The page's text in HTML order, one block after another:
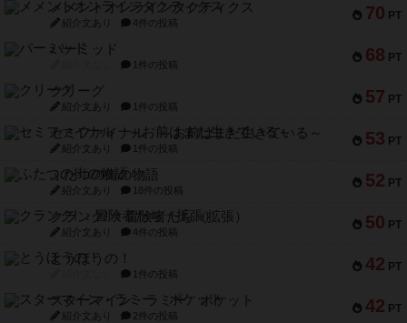
70 PT
メメントオンラインタクティクス
紹介文あり 4件の投稿
68 PT
パーミッド
1件の投稿
57 PT
クリーグ
紹介文あり 1件の投稿
53 PT
セミファイナル ～お前はまだ生きている～
紹介文あり 1件の投稿
52 PT
ふたつの街の物語
紹介文あり 18件の投稿
50 PT
クランク! ：冒険者たち（拡張）
紹介文あり 4件の投稿
42 PT
とうほうの！
1件の投稿
42 PT
スターマイン・ラミー ポケット
紹介文あり 2件の投稿